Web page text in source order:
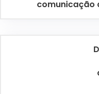
comunicação